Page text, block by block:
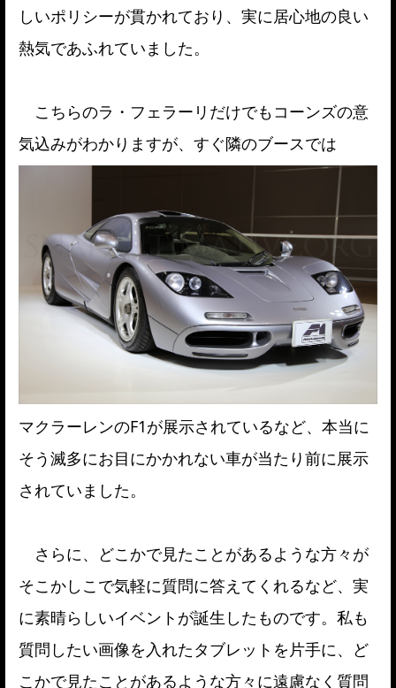
しいポリシーが貫かれており、実に居心地の良い
熱気であふれていました。
こちらのラ・フェラーリだけでもコーンズの意
気込みがわかりますが、すぐ隣のブースでは
マクラーレンのF1が展示されているなど、本当に
そう滅多にお目にかかれない車が当たり前に展示
されていました。
さらに、どこかで見たことがあるような方々が
そこかしこで気軽に質問に答えてくれるなど、実
に素晴らしいイベントが誕生したものです。私も
質問したい画像を入れたタブレットを片手に、ど
こかで見たことがあるような方々に遠慮なく質問